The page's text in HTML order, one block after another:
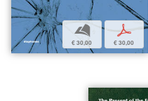
b
€ 30,00
p
€ 30,00